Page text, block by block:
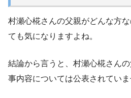
村瀬心椛さんの父親がどんな方
ても気になりますよね。
結論から言うと、村瀬心椛さん
事内容については公表されていま